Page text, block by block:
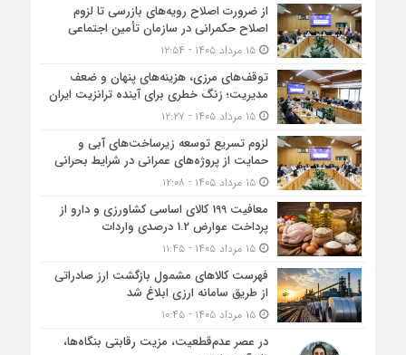
از ضرورت اصلاح رویه‌های بازرسی تا لزوم
اصلاح حکمرانی در سازمان تأمین اجتماعی
۱۵ مرداد ۱۴۰۵ - ۱۲:۵۴
توقف‌های مرزی، هزینه‌های پنهان و ضعف
مدیریت؛ زنگ خطری برای آینده ترانزیت ایران
۱۵ مرداد ۱۴۰۵ - ۱۲:۲۷
لزوم تسریع توسعه زیرساخت‌های آبی و
حمایت از پروژه‌های عمرانی در شرایط بحرانی
۱۵ مرداد ۱۴۰۵ - ۱۲:۰۸
معافیت 199 کالای اساسی کشاورزی و دارو از
پرداخت عوارض 1.2 درصدی واردات
۱۵ مرداد ۱۴۰۵ - ۱۱:۴۵
فهرست کالاهای مشمول بازگشت ارز صادراتی
از طریق سامانه ارزی ابلاغ شد
۱۵ مرداد ۱۴۰۵ - ۱۰:۴۵
در عصر عدم‌قطعیت، مزیت رقابتی بنگاه‌ها،